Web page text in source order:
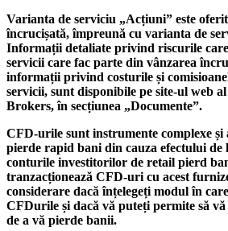
Varianta de serviciu „Acțiuni” este
încrucișată, împreună cu varianta de
Informații detaliate privind riscurile
servicii care fac parte din vânzarea
informații privind costurile și
servicii, sunt disponibile pe site-ul web
Brokers, în secțiunea „Documente”.
CFD-urile sunt instrumente complexe și
pierde rapid bani din cauza efectului de
conturile investitorilor de retail pierd
tranzacționează CFD-uri cu acest
considerare dacă înțelegeți modul în
CFDurile și dacă vă puteți permite să
de a vă pierde banii.